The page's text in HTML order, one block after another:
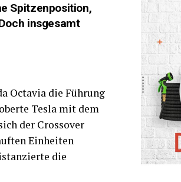
Spitzenposition,
insgesamt
Octavia die Führung
Tesla mit dem
der Crossover
Einheiten
die